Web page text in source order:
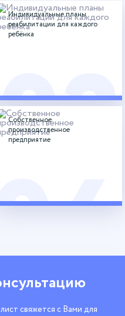
Индивидуальные планы
реабилитации для каждого
ребёнка
Собственное
производственное
предприятие
свяжется с Вами для